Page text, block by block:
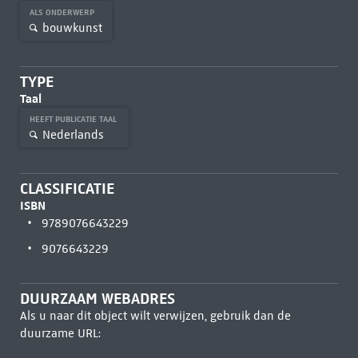
ALS ONDERWERP
bouwkunst
TYPE
Taal
HEEFT PUBLICATIE TAAL
Nederlands
CLASSIFICATIE
ISBN
9789076643229
9076643229
DUURZAAM WEBADRES
Als u naar dit object wilt verwijzen, gebruik dan de
duurzame URL: